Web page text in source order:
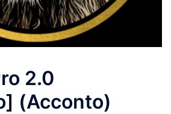
2.0
(Acconto)